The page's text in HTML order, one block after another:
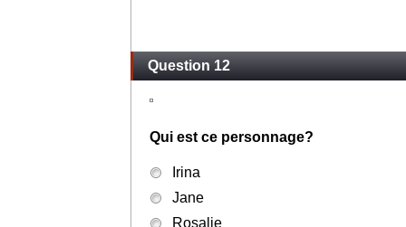
Question 12
Qui est ce personnage?
Irina
Jane
Rosalie